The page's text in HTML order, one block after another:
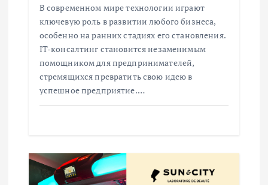
В современном мире технологии играют
ключевую роль в развитии любого бизнеса,
особенно на ранних стадиях его становления.
IT-консалтинг становится незаменимым
помощником для предпринимателей,
стремящихся превратить свою идею в
успешное предприятие.…